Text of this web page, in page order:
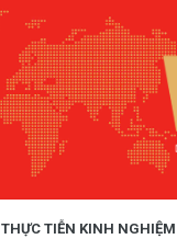
THỰC TIỄN KINH NGHIỆM